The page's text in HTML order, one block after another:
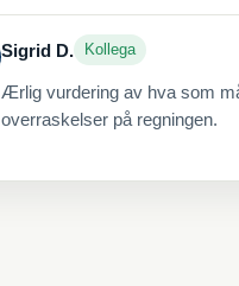
Sigrid D. Kollega
Ærlig vurdering av hva som
overraskelser på regningen.